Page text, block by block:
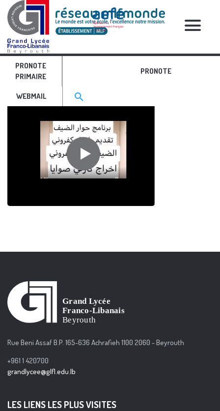
PRONOTE
PRIMAIRE
PRONOTE
WEBMAIL Search for:>
search
RELATIVE POSTS
6
Rue Beni Assaf B.P. 165-636 Achrafieh 1100 2060 - Beyrouth
+961 1 420700
grandlycee@glfl.edu.lb
LES LIENS LES PLUS VISITES